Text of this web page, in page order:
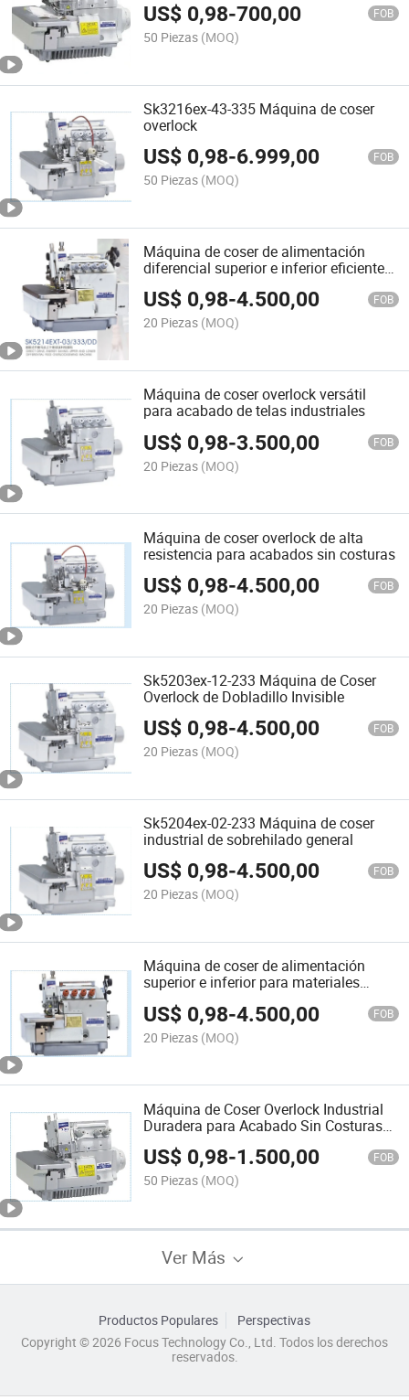
US$ 0,98-700,00 FOB
50 Piezas (MOQ)
Sk3216ex-43-335 Máquina de coser
overlock
US$ 0,98-6.999,00 FOB
50 Piezas (MOQ)
Máquina de coser de alimentación
diferencial superior e inferior eficiente
en energía
US$ 0,98-4.500,00 FOB
20 Piezas (MOQ)
Máquina de coser overlock versátil
para acabado de telas industriales
US$ 0,98-3.500,00 FOB
20 Piezas (MOQ)
Máquina de coser overlock de alta
resistencia para acabados sin costuras
US$ 0,98-4.500,00 FOB
20 Piezas (MOQ)
Sk5203ex-12-233 Máquina de Coser
Overlock de Dobladillo Invisible
US$ 0,98-4.500,00 FOB
20 Piezas (MOQ)
Sk5204ex-02-233 Máquina de coser
industrial de sobrehilado general
US$ 0,98-4.500,00 FOB
20 Piezas (MOQ)
Máquina de coser de alimentación
superior e inferior para materiales
US$ 0,98-4.500,00 FOB
20 Piezas (MOQ)
Máquina de Coser Overlock Industrial
Duradera para Acabado Sin Costuras
Sk700d-3-17
US$ 0,98-1.500,00 FOB
50 Piezas (MOQ)
Ver Más
Productos Populares
Perspectivas
Copyright © 2026 Focus Technology Co., Ltd. Todos los derechos
reservados.